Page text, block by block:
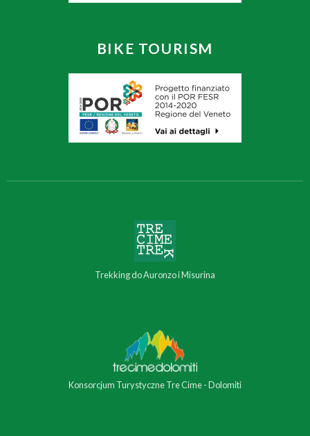
BIKE TOURISM
Trekking do Auronzo i Misurina
Konsorcjum Turystyczne Tre Cime - Dolomiti